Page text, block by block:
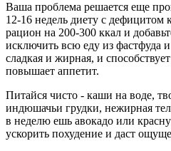
Ваша проблема решается еще
12-16 недель диету с
рацион на 200-300 ккал и
исключить всю еду из фастфуда
сладкая и жирная, и
повышает аппетит.
Питайся чисто - каши на воде,
индюшачьи грудки, нежирная
в неделю ешь авокадо или
ускорить похудение и даст